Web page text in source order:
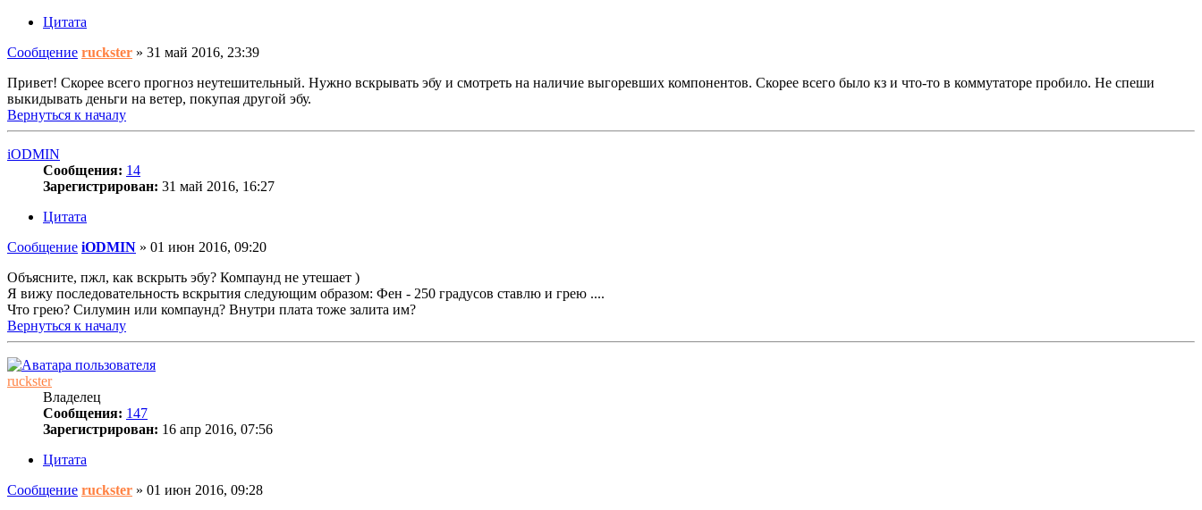
Цитата
Сообщение ruckster » 31 май 2016, 23:39
Привет! Скорее всего прогноз неутешительный. Нужно вскрывать эбу и смотреть на наличие выгоревших компонентов. Скорее всего было кз и что-то в коммутаторе пробило. Не спеши
выкидывать деньги на ветер, покупая другой эбу.
Вернуться к началу
iODMIN
Сообщения: 14
Зарегистрирован: 31 май 2016, 16:27
Цитата
Сообщение iODMIN » 01 июн 2016, 09:20
Объясните, пжл, как вскрыть эбу? Компаунд не утешает )
Я вижу последовательность вскрытия следующим образом: Фен - 250 градусов ставлю и грею ....
Что грею? Силумин или компаунд? Внутри плата тоже залита им?
Вернуться к началу
ruckster
Владелец
Сообщения: 147
Зарегистрирован: 16 апр 2016, 07:56
Цитата
Сообщение ruckster » 01 июн 2016, 09:28